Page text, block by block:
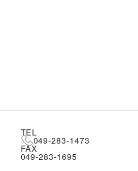
TEL
049-283-1473
FAX
049-283-1695